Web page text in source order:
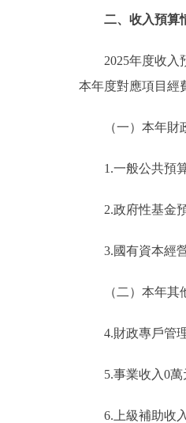
二、收入預算
2025年度收入預
本年度對應項目經
（一）本年財政
1.一般公共預算
2.政府性基金預
3.國有資本經營
（二）本年其他
4.財政專戶管理
5.事業收入0萬
6.上級補助收入